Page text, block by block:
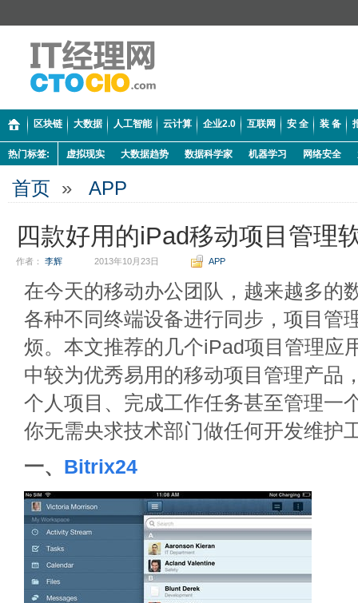
区块链 大数据 人工智能 云计算 企业2.0 互联网 安 全 装 备
热门标签: 虚拟现实 大数据趋势 数据科学家 机器学习 网络安全
首页 » APP
四款好用的iPad移动项目管理
作者： 李辉 2013年10月23日 APP
在今天的移动办公团队，越来越多的
各种不同终端设备进行同步，项目管
烦。本文推荐的几个iPad项目管理应
中较为优秀易用的移动项目管理产品
个人项目、完成工作任务甚至管理一
你无需央求技术部门做任何开发维护
一、 Bitrix24